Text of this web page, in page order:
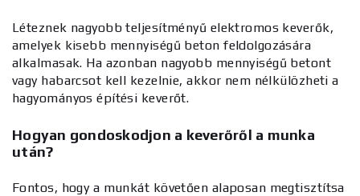
Léteznek nagyobb teljesítményű elektromos keverők,
amelyek kisebb mennyiségű beton feldolgozására
alkalmasak. Ha azonban nagyobb mennyiségű betont
vagy habarcsot kell kezelnie, akkor nem nélkülözheti a
hagyományos építési keverőt.
Hogyan gondoskodjon a keverőről a munka
után?
Fontos, hogy a munkát követően alaposan megtisztítsa